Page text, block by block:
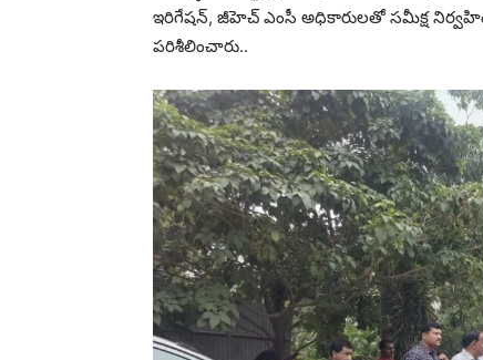
ఇరిగేష‌న్‌, జీహెచ్ ఎంసీ అధికారుల‌తో స‌మీక్ష‌
పరిశీలించారు..